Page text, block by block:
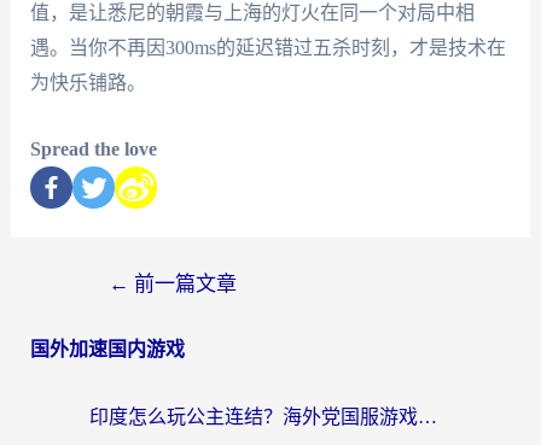
值，是让悉尼的朝霞与上海的灯火在同一个对局中相
遇。当你不再因300ms的延迟错过五杀时刻，才是技术在
为快乐铺路。
Spread the love
← 前一篇文章
国外加速国内游戏
印度怎么玩公主连结？海外党国服游戏加速终极指南（附仙境传说RO重生细胞优化技巧）